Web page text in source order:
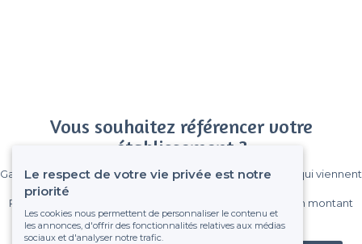
Vous souhaitez référencer votre
établissement ?
Gagnez de nombreux clients parmi le million de visiteurs qui viennent
Pas de commissions et sans engagement, vous payez un montant
fixe sans risque de voir déraper la facture.
Le respect de votre vie privée est notre
priorité
Les cookies nous permettent de personnaliser le contenu et
les annonces, d'offrir des fonctionnalités relatives aux médias
sociaux et d'analyser notre trafic.